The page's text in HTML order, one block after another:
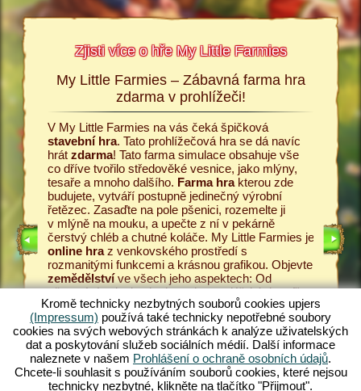
Zjisti více o hře My Little Farmies
a k
My Little Farmies – Zábavná farma hra
zdarma v prohlížeči!
V My Little Farmies na vás čeká špičková
stavební hra. Tato prohlížečová hra se dá navíc
hrát zdarma! Tato farma simulace obsahuje vše
co dříve tvořilo středověké vesnice, jako mlýny,
tesaře a mnoho dalšího. Farma hrakterou zde
budujete, vytváří postupně jedinečný výrobní
řetězec. Zasaďte na pole pšenici, rozemelte ji
v mlýně na mouku, a upečte z ní v pekárně
čerstvý chléb a chutné koláče. My Little Farmies je
online hraz venkovského prostředí s
rozmanitými funkcemi a krásnou grafikou. Objevte
zemědělstvíve všech jeho aspektech: Od
pěstování zeleniny k chovu hospodářských zvířat.
Setkáte se s tradičnímihospodářskými zvířaty,
jako je prase kadeřavé Mangalica nebo nádherná
hedvábnička bílá Vytvářejte dechberoucí rozkvetlé
krajiny v My Little Farmies – hraj nyní zdarma.
Nejlepší online hrav prohlížeči!
Vše
Little
nabízí i
kvalitní
hryv
vámi
řetězec
zdarma
Kromě technicky nezbytných souborů cookies upjers
(Impressum) používá také technicky nepotřebné soubory
cookies na svých webových stránkách k analýze uživatelských
dat a poskytování služeb sociálních médií. Další informace
naleznete v našem Prohlášení o ochraně osobních údajů.
Chcete-li souhlasit s používáním souborů cookies, které nejsou
technicky nezbytné, klikněte na tlačítko "Přijmout".